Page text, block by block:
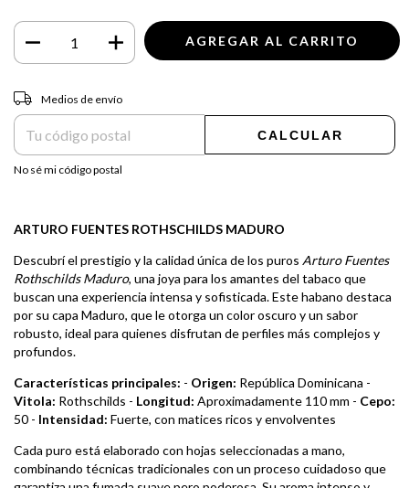
Entregas para el CP:
Medios de envío
CALCULAR
No sé mi código postal
ARTURO FUENTES ROTHSCHILDS MADURO
Descubrí el prestigio y la calidad única de los puros Arturo Fuentes
Rothschilds Maduro, una joya para los amantes del tabaco que
buscan una experiencia intensa y sofisticada. Este habano destaca
por su capa Maduro, que le otorga un color oscuro y un sabor
robusto, ideal para quienes disfrutan de perfiles más complejos y
profundos.
Características principales: - Origen: República Dominicana -
Vitola: Rothschilds - Longitud: Aproximadamente 110 mm - Cepo:
50 - Intensidad: Fuerte, con matices ricos y envolventes
Cada puro está elaborado con hojas seleccionadas a mano,
combinando técnicas tradicionales con un proceso cuidadoso que